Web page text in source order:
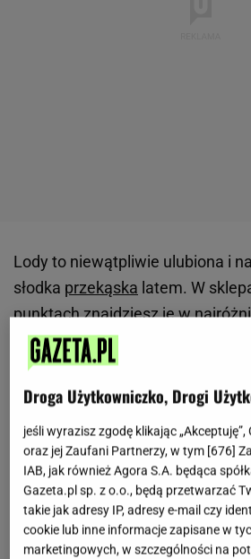
Lody to niewątpliwie ulubiona i
słodka przekąska latem. W
punktach znajdziesz je w
nie wspominając już o wielu
tych naturalnych, takich jak
owocowe, po bardziej
balonową.Często jednak swoje
też dobrym i zdecydowanie
rozwiązaniem jest przyrządzić
naprawdę proste. W
trzy składniki.
Droga Użytkowniczko, Drogi
jeśli wyrazisz zgodę klikając
oraz jej Zaufani Partnerzy, w tym [676]
IAB, jak również Agora S.A. będąca
Gazeta.pl sp. z o.o., będą przetwarzać
takie jak adresy IP, adresy e-mail czy
cookie lub inne informacje zapisane w
marketingowych, w szczególności na